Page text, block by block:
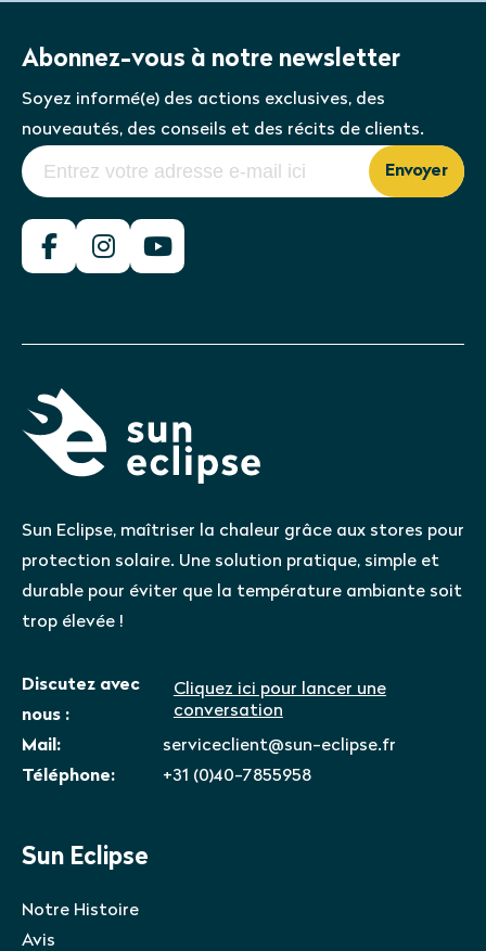
Abonnez-vous à notre newsletter
Soyez informé(e) des actions exclusives, des
nouveautés, des conseils et des récits de clients.
Envoyer
Sun Eclipse, maîtriser la chaleur grâce aux stores pour
protection solaire. Une solution pratique, simple et
durable pour éviter que la température ambiante soit
trop élevée !
Discutez avec
nous :
Cliquez ici pour lancer une
conversation
Mail:
serviceclient@sun-eclipse.fr
Téléphone:
+31 (0)40-7855958
Sun Eclipse
Notre Histoire
Avis